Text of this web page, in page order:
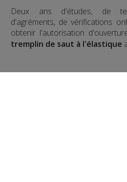
​Deux ans d'études, de
d'agréments, de vérifications
obtenir l'autorisation
tremplin de saut à l'élastique